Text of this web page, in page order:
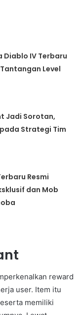
Diablo IV Terbaru
Level
Jadi Sorotan,
Strategi Tim
Resmi
dan Mob
reward
user. Item itu
memiliki